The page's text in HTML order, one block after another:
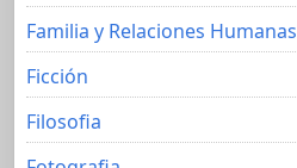
Familia y Relaciones Humanas
Ficción
Filosofia